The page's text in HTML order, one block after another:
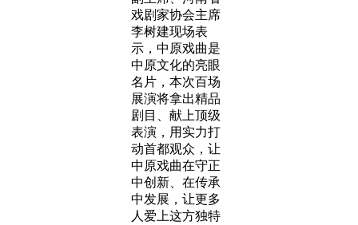
戏剧家协会主席
李树建现场表
示，中原戏曲是
中原文化的亮眼
名片，本次百场
展演将拿出精品
剧目、献上顶级
表演，用实力打
动首都观众，让
中原戏曲在守正
中创新、在传承
中发展，让更多
人爱上这方独特